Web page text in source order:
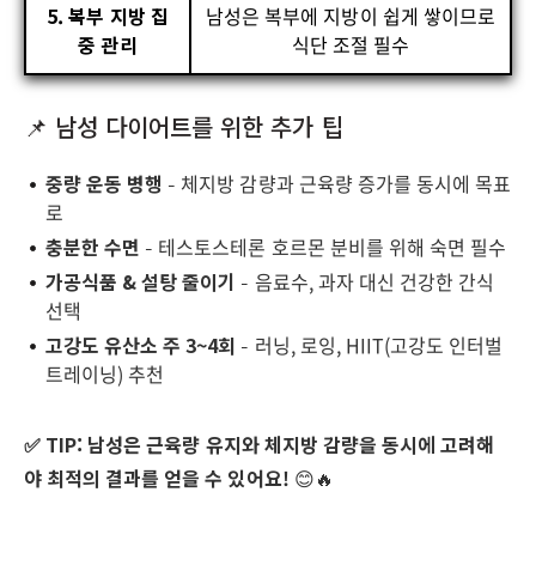
5. 복부 지방 집
중 관리
남성은 복부에 지방이 쉽게 쌓이므로
식단 조절 필수
📌 남성 다이어트를 위한 추가 팁
중량 운동 병행 – 체지방 감량과 근육량 증가를 동시에 목표
로
충분한 수면 – 테스토스테론 호르몬 분비를 위해 숙면 필수
가공식품 & 설탕 줄이기 – 음료수, 과자 대신 건강한 간식
선택
고강도 유산소 주 3~4회 – 러닝, 로잉, HIIT(고강도 인터벌
트레이닝) 추천
✅ TIP: 남성은 근육량 유지와 체지방 감량을 동시에 고려해
야 최적의 결과를 얻을 수 있어요! 😊🔥